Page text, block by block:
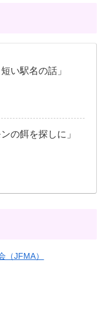
い駅名の話」
の餌を探しに」
（JFMA）